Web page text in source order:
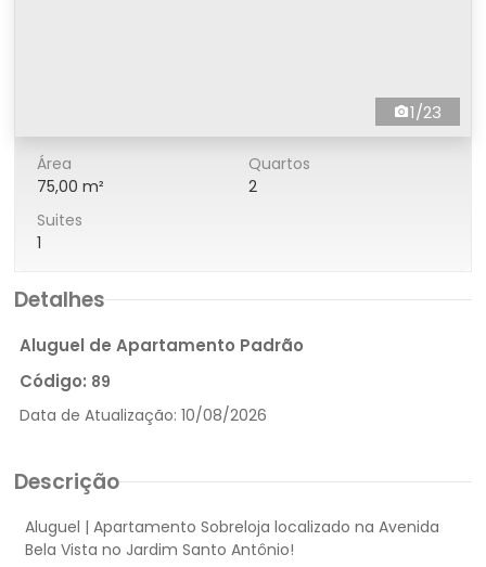
1/23
Área
75,00 m²
Quartos
2
Suites
1
Detalhes
Aluguel de Apartamento Padrão
Código: 89
Data de Atualização: 10/08/2026
Descrição
Aluguel | Apartamento Sobreloja localizado na Avenida
Bela Vista no Jardim Santo Antônio!